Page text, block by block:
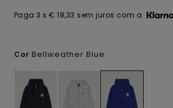
Paga 3 x € 18,33 sem juros com a
Cor Bellweather Blue